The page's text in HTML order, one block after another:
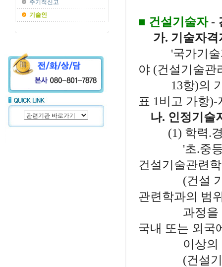
주기적신고
기술인
■ 건설기술자 -
가. 기술자격
'국가기술자
야 (건설기술관
13항)의 기술
표 1비고 가항
나. 인정기술
(1) 학력.경
'초.중등교육
건설기술관련
(건설 기술
관련학과의 범
과정을 이수
국내 또는 외국
이상의 학
(건설기술관